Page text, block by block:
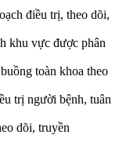
điều trị, theo dõi,
khu vực được phân
toàn khoa theo
trị người bệnh, tuân
dõi, truyền